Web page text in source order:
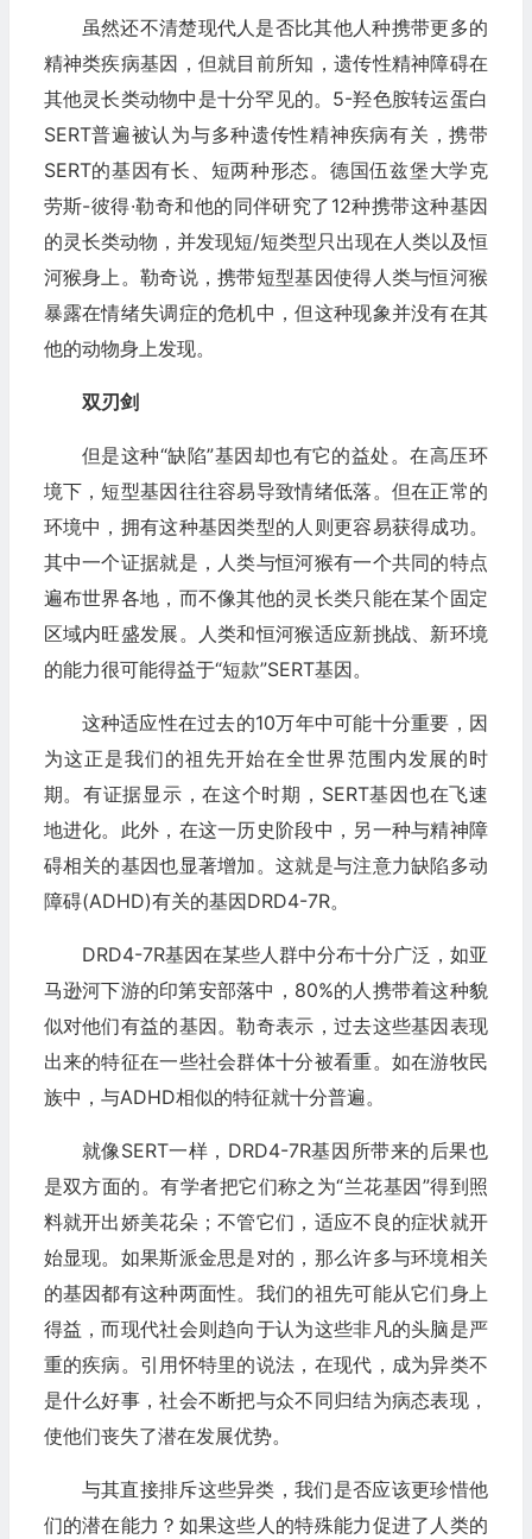
虽然还不清楚现代人是否比其他人种携带更多的
精神类疾病基因，但就目前所知，遗传性精神障碍在
其他灵长类动物中是十分罕见的。5-羟色胺转运蛋白
SERT普遍被认为与多种遗传性精神疾病有关，携带
SERT的基因有长、短两种形态。德国伍兹堡大学克
劳斯-彼得·勒奇和他的同伴研究了12种携带这种基因
的灵长类动物，并发现短/短类型只出现在人类以及恒
河猴身上。勒奇说，携带短型基因使得人类与恒河猴
暴露在情绪失调症的危机中，但这种现象并没有在其
他的动物身上发现。
双刃剑
但是这种“缺陷”基因却也有它的益处。在高压环
境下，短型基因往往容易导致情绪低落。但在正常的
环境中，拥有这种基因类型的人则更容易获得成功。
其中一个证据就是，人类与恒河猴有一个共同的特点
遍布世界各地，而不像其他的灵长类只能在某个固定
区域内旺盛发展。人类和恒河猴适应新挑战、新环境
的能力很可能得益于“短款”SERT基因。
这种适应性在过去的10万年中可能十分重要，因
为这正是我们的祖先开始在全世界范围内发展的时
期。有证据显示，在这个时期，SERT基因也在飞速
地进化。此外，在这一历史阶段中，另一种与精神障
碍相关的基因也显著增加。这就是与注意力缺陷多动
障碍(ADHD)有关的基因DRD4-7R。
DRD4-7R基因在某些人群中分布十分广泛，如亚
马逊河下游的印第安部落中，80%的人携带着这种貌
似对他们有益的基因。勒奇表示，过去这些基因表现
出来的特征在一些社会群体十分被看重。如在游牧民
族中，与ADHD相似的特征就十分普遍。
就像SERT一样，DRD4-7R基因所带来的后果也
是双方面的。有学者把它们称之为“兰花基因”得到照
料就开出娇美花朵；不管它们，适应不良的症状就开
始显现。如果斯派金思是对的，那么许多与环境相关
的基因都有这种两面性。我们的祖先可能从它们身上
得益，而现代社会则趋向于认为这些非凡的头脑是严
重的疾病。引用怀特里的说法，在现代，成为异类不
是什么好事，社会不断把与众不同归结为病态表现，
使他们丧失了潜在发展优势。
与其直接排斥这些异类，我们是否应该更珍惜他
们的潜在能力？如果这些人的特殊能力促进了人类的